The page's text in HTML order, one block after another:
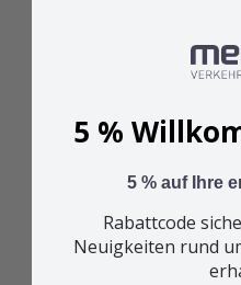
Wegsperre, 70
Sonderpreis
ab 314,96 €
5 %
5 % auf Ihre
Rabattcode
Neuigkeiten rund